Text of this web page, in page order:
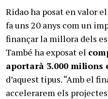
Ridao ha posat en valor el
fa uns 20 anys com un
finançar la millora dels
També ha exposat el
aportarà 3.000 milions
d’aquest tipus. “Amb el
accelerarem els